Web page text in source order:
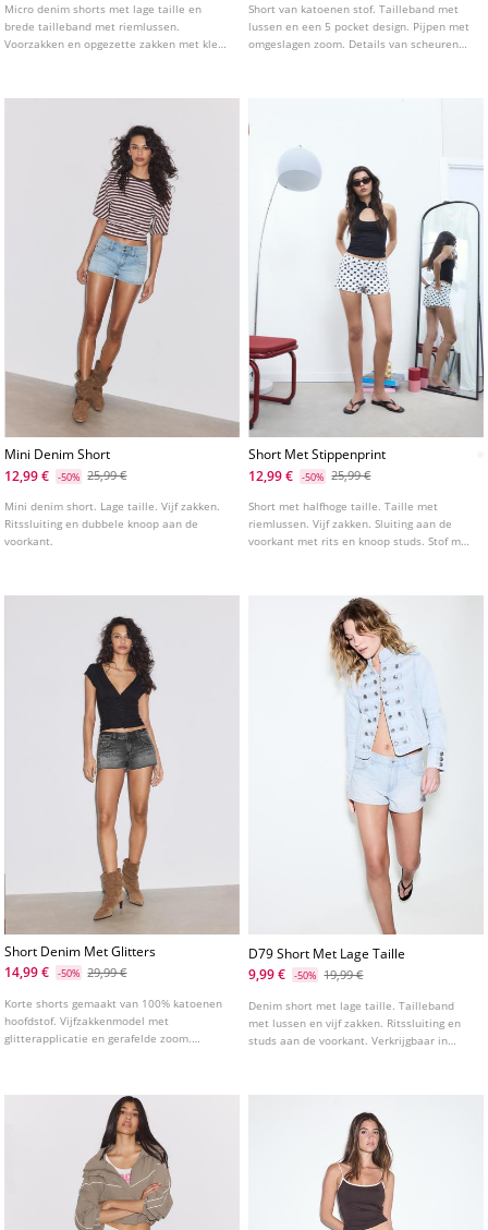
Micro denim shorts met lage taille en
brede tailleband met riemlussen.
Voorzakken en opgezette zakken met klep
Short van katoenen stof. Tailleband met
lussen en een 5 pocket design. Pijpen met
omgeslagen zoom. Details van scheuren
Mini Denim Short
12,99 €
-50% 25,99 €
Mini denim short. Lage taille. Vijf zakken.
Ritssluiting en dubbele knoop aan de
voorkant.
Short Met Stippenprint
12,99 €
-50% 25,99 €
Short met halfhoge taille. Taille met
riemlussen. Vijf zakken. Sluiting aan de
voorkant met rits en knoop studs. Stof met
Short Denim Met Glitters
14,99 €
-50% 29,99 €
Korte shorts gemaakt van 100% katoenen
hoofdstof. Vijfzakkenmodel met
glitterapplicatie en gerafelde zoom.
D79 Short Met Lage Taille
9,99 €
-50% 19,99 €
Denim short met lage taille. Tailleband
met lussen en vijf zakken. Ritssluiting en
studs aan de voorkant. Verkrijgbaar in